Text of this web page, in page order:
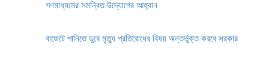
গণমাধ্যমের সমন্বিত উদ্যোগের আহ্বান
বাজেটে পানিতে ডুবে মৃত্যু প্রতিরোধের বিষয় অন্তর্ভুক্ত করবে সরকার